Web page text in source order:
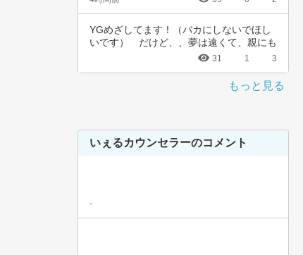
YGめざしてます！（バカにしないでほし
いです）　だけど、、夢は遠くて、親にも
31 1 3
もっと見る
いぇるカウンセラーのコメント
-